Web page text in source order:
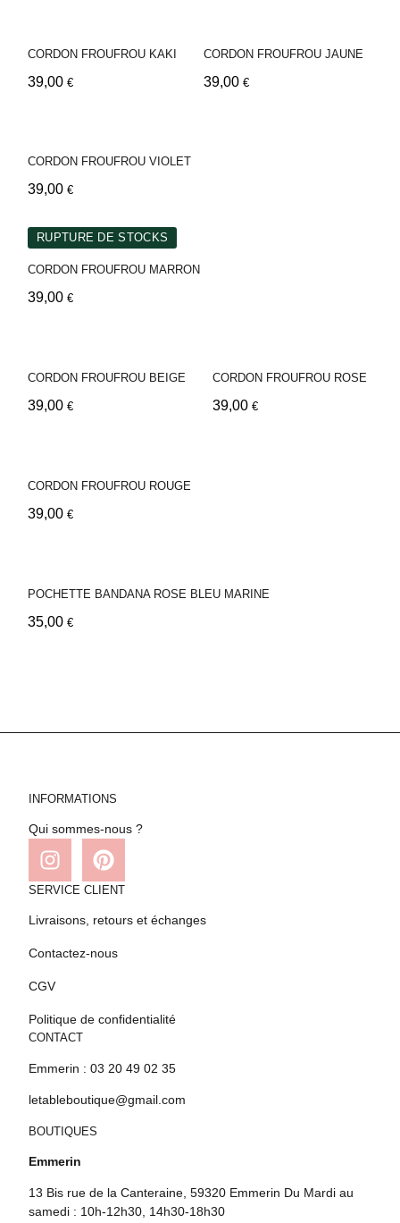
CORDON FROUFROU KAKI
39,00 €
CORDON FROUFROU JAUNE
39,00 €
CORDON FROUFROU VIOLET
39,00 €
RUPTURE DE STOCKS
CORDON FROUFROU MARRON
39,00 €
CORDON FROUFROU BEIGE
39,00 €
CORDON FROUFROU ROSE
39,00 €
CORDON FROUFROU ROUGE
39,00 €
POCHETTE BANDANA ROSE BLEU MARINE
35,00 €
INFORMATIONS
Qui sommes-nous ?
SERVICE CLIENT
Livraisons, retours et échanges
Contactez-nous
CGV
Politique de confidentialité
CONTACT
Emmerin : 03 20 49 02 35
letableboutique@gmail.com
BOUTIQUES
Emmerin
13 Bis rue de la Canteraine, 59320 Emmerin Du Mardi au
samedi : 10h-12h30, 14h30-18h30